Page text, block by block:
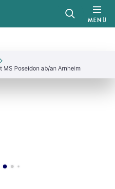
MENÜ
MS Poseidon ab/an Arnheim